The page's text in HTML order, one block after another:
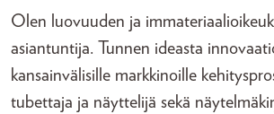
Olen luovuuden ja
asiantuntija. Tunnen ideasta
kansainvälisille markkinoille
tubettaja ja näyttelijä sekä